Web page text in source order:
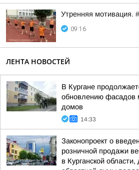
Утренняя мотивация.
09:16
ЛЕНТА НОВОСТЕЙ
В Кургане
обновлению фасадов
домов
14:33
Законопроект о
розничной продажи
в Курганской области,